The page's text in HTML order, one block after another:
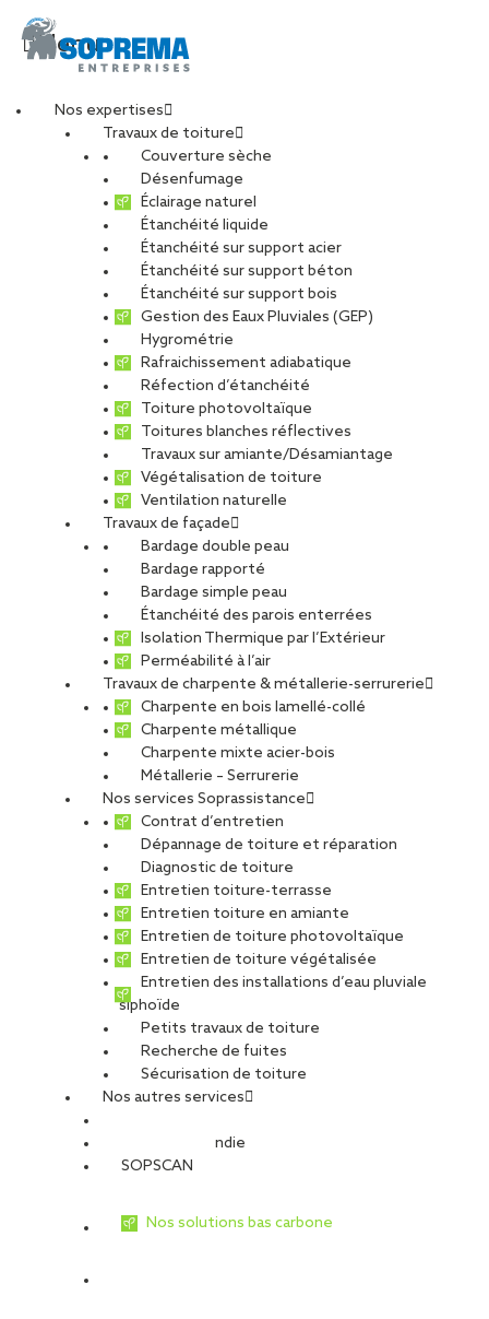
Menu
Nos expertises
Travaux de toiture
Couverture sèche
Désenfumage
Éclairage naturel
Étanchéité liquide
Étanchéité sur support acier
Étanchéité sur support béton
Étanchéité sur support bois
Gestion des Eaux Pluviales (GEP)
Hygrométrie
Rafraichissement adiabatique
Réfection d’étanchéité
Toiture photovoltaïque
Toitures blanches réflectives
Travaux sur amiante/Désamiantage
Végétalisation de toiture
Ventilation naturelle
Travaux de façade
Bardage double peau
Bardage rapporté
Bardage simple peau
Étanchéité des parois enterrées
Isolation Thermique par l’Extérieur
Perméabilité à l’air
Travaux de charpente & métallerie-serrurerie
Charpente en bois lamellé-collé
Charpente métallique
Charpente mixte acier-bois
Métallerie – Serrurerie
Nos services Soprassistance
Contrat d’entretien
Dépannage de toiture et réparation
Diagnostic de toiture
Entretien toiture-terrasse
Entretien toiture en amiante
Entretien de toiture photovoltaïque
Entretien de toiture végétalisée
Entretien des installations d’eau pluviale
siphoïde
Petits travaux de toiture
Recherche de fuites
Sécurisation de toiture
Nos autres services
Sécurité Incendie
SOPSCAN
Nos solutions bas carbone
4
PARTAGER